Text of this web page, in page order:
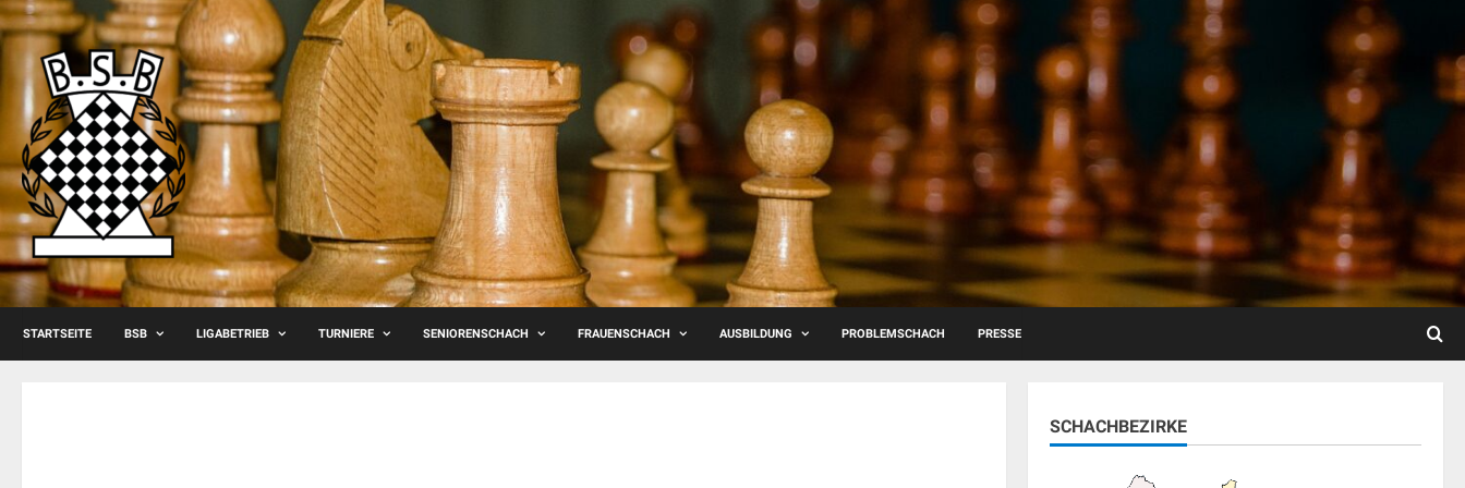
Skip
to
content
STARTSEITE BSB LIGABETRIEB TURNIERE SENIORENSCHACH FRAUENSCHACH AUSBILDUNG PROBLEMSCHACH PRESSE
SCHACHBEZIRKE